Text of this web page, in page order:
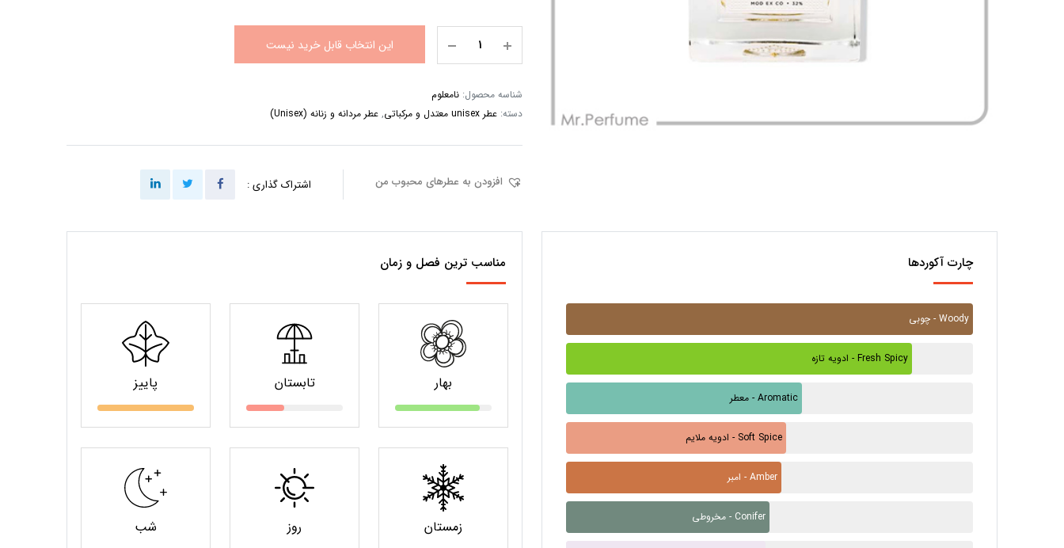
این انتخاب قابل خرید نیست
شناسه محصول: نامعلوم
دسته: عطر unisex معتدل و مرکباتی , عطر مردانه و زنانه (Unisex)
افزودن به عطرهای محبوب من اشتراک گذاری :
چارت آکوردها
چوبی - Woody
ادویه تازه - Fresh Spicy
معطر - Aromatic
ادویه ملایم - Soft Spice
امبر - Amber
مخروطی - Conifer
مناسب ترین فصل و زمان
بهار تابستان پاییز
زمستان روز شب